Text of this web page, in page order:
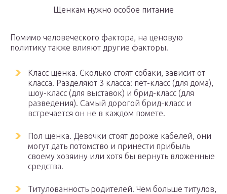
Щенкам нужно особое питание
Помимо человеческого фактора, на ценовую
политику также влияют другие факторы.
Класс щенка. Сколько стоят собаки, зависит от
класса. Разделяют 3 класса: пет-класс (для дома),
шоу-класс (для выставок) и брид-класс (для
разведения). Самый дорогой брид-класс и
встречается он не в каждом помете.
Пол щенка. Девочки стоят дороже кабелей, они
могут дать потомство и принести прибыль
своему хозяину или хотя бы вернуть вложенные
средства.
Титулованность родителей. Чем больше титулов,